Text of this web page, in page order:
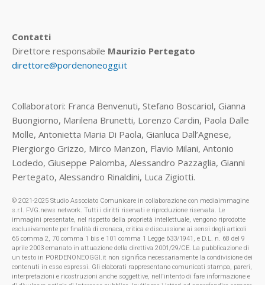
Contatti
Direttore responsabile Maurizio Pertegato
direttore@pordenoneoggi.it
Collaboratori: Franca Benvenuti, Stefano Boscariol, Gianna
Buongiorno, Marilena Brunetti, Lorenzo Cardin, Paola Dalle
Molle, Antonietta Maria Di Paola, Gianluca Dall’Agnese,
Piergiorgo Grizzo, Mirco Manzon, Flavio Milani, Antonio
Lodedo, Giuseppe Palomba, Alessandro Pazzaglia, Gianni
Pertegato, Alessandro Rinaldini, Luca Zigiotti.
© 2021-2025 Studio Associato Comunicare in collaborazione con mediaimmagine
s.r.l. FVG.news network. Tutti i diritti riservati e riproduzione riservata. Le
immagini presentate, nel rispetto della proprietà intellettuale, vengono riprodotte
esclusivamente per finalità di cronaca, critica e discussione ai sensi degli articoli
65 comma 2, 70 comma 1 bis e 101 comma 1 Legge 633/1941, e D.L. n. 68 del 9
aprile 2003 emanato in attuazione della direttiva 2001/29/CE. La pubblicazione di
un testo in PORDENONEOGGI.it non significa necessariamente la condivisione dei
contenuti in esso espressi. Gli elaborati rappresentano comunicati stampa, pareri,
interpretazioni e ricostruzioni anche soggettive, nell'intento di fare informazione e